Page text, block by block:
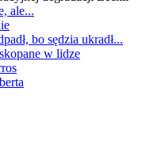
ale...
bo sędzia ukradł...
w lidze